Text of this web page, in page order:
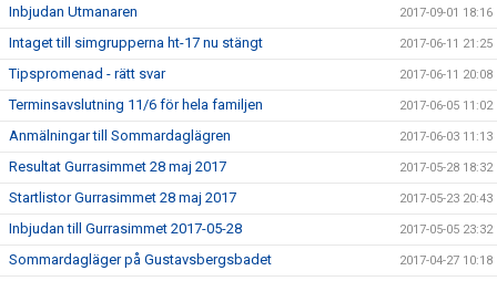
Inbjudan Utmanaren 2017-09-01 18:16
Intaget till simgrupperna ht-17 nu stängt 2017-06-11 21:25
Tipspromenad - rätt svar 2017-06-11 20:08
Terminsavslutning 11/6 för hela familjen 2017-06-05 11:02
Anmälningar till Sommardaglägren 2017-06-03 11:13
Resultat Gurrasimmet 28 maj 2017 2017-05-28 18:32
Startlistor Gurrasimmet 28 maj 2017 2017-05-23 20:43
Inbjudan till Gurrasimmet 2017-05-28 2017-05-05 23:32
Sommardagläger på Gustavsbergsbadet 2017-04-27 10:18